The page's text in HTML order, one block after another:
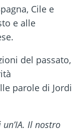
Cile e
e alle
del passato,
parole di Jordi
Il nostro